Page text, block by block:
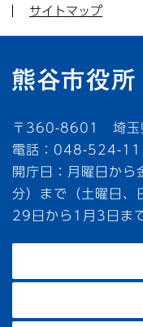
サイトマップ
〒360-8601 埼玉
電話：048-524-
開庁日：月曜日か
分）まで（土曜日、
29日から1月3日ま